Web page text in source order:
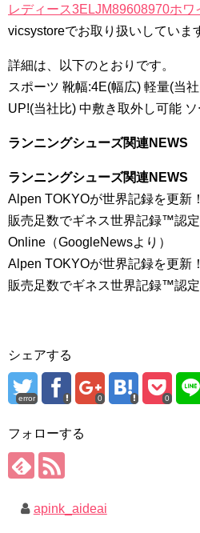
レディース3ELJM89608970ホワ
vicsystoreでお取り扱いしていま
詳細は、以下のとおりです。
スポーツ 靴幅:4E(幅広) 軽量(当
UP!(当社比) 中敷き取外し可能
ランニングシューズ関連NEWS
ランニングシューズ関連NEWS
Alpen TOKYOが世界記録を更新
販売足数でギネス世界記録™認
Online（GoogleNewsより）
Alpen TOKYOが世界記録を更新
販売足数でギネス世界記録™認
シェアする
error 0 0
フォローする
apink_aideai